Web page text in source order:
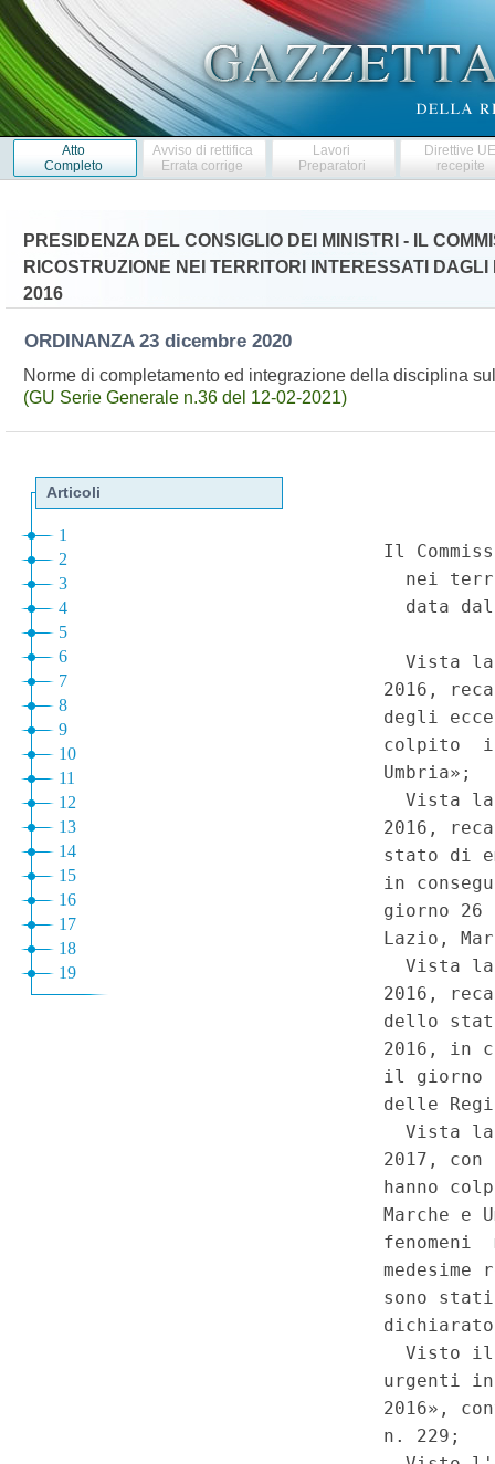
Atto
Completo
Avviso di rettifica
Errata corrige
Lavori
Preparatori
Direttive
recepite
PRESIDENZA DEL CONSIGLIO DEI MINISTRI - IL
RICOSTRUZIONE NEI TERRITORI INTERESSATI
2016
ORDINANZA 23 dicembre 2020
Norme di completamento ed integrazione della disciplina
(GU Serie Generale n.36 del 12-02-2021)